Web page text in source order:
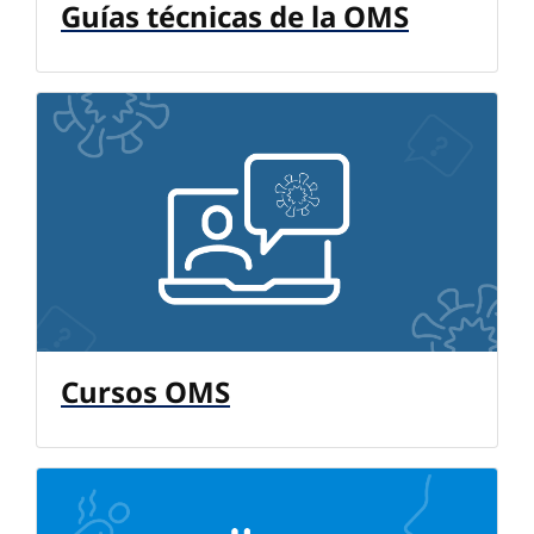
Guías técnicas de la OMS
Cursos OMS